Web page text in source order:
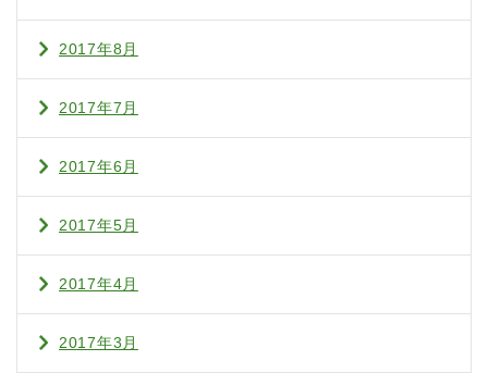
2017年8月
2017年7月
2017年6月
2017年5月
2017年4月
2017年3月